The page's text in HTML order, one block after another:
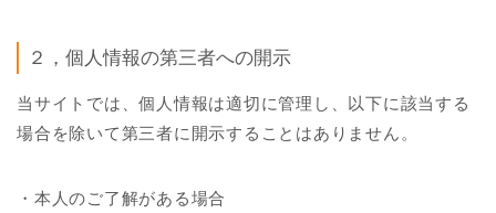
２，個人情報の第三者への開示
当サイトでは、個人情報は適切に管理し、以下に該当する
場合を除いて第三者に開示することはありません。
・本人のご了解がある場合